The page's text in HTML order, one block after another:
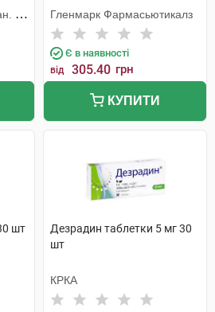
Ве
Гленмарк Фармасьютикалз
Є в наявності
від 305.40 грн
КУПИТИ
шт
Дезрадин таблетки 5 мг 30
шт
КРКА